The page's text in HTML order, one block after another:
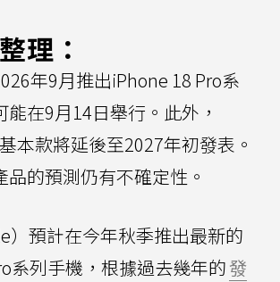
理：
年9月推出iPhone 18 Pro系
在9月14日舉行。此外，
本款將延後至2027年初發表。
的預測仍有不確定性。
）預計在今年秋季推出最新的
系列手機，根據過去幾年的發